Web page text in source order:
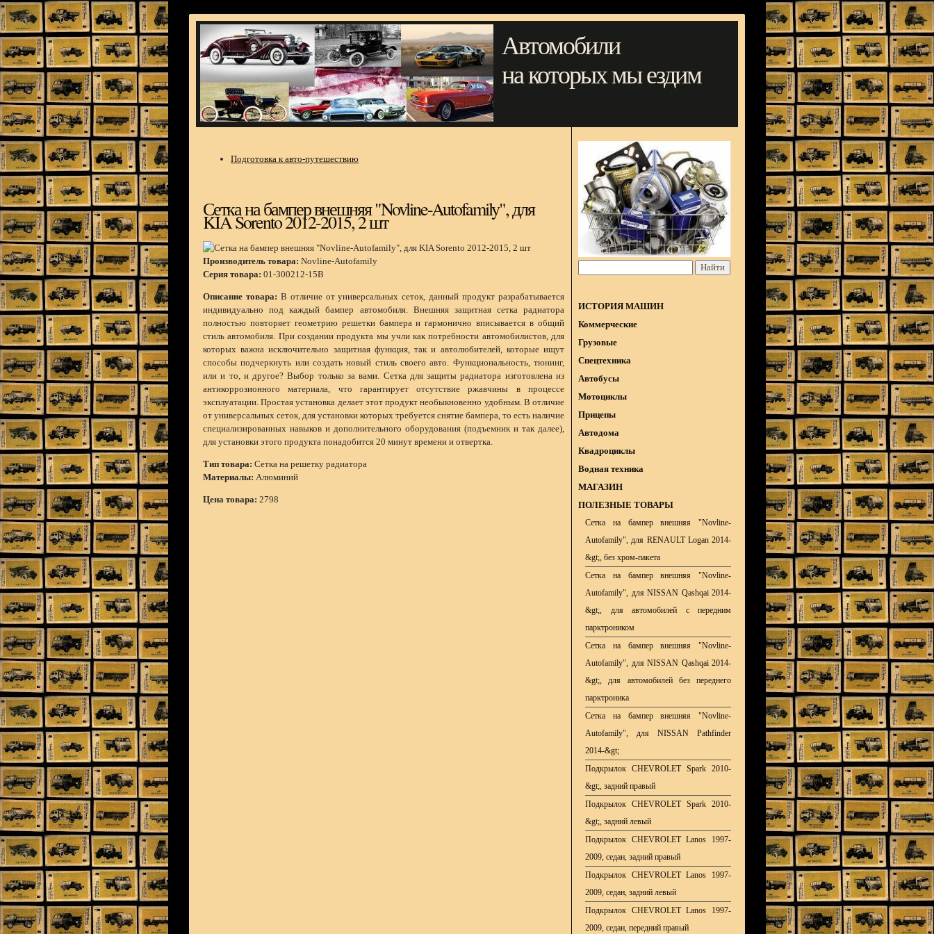
Автомобили
на которых мы ездим
Подготовка к авто-путешествию
Сетка на бампер внешняя "Novline-Autofamily", для
KIA Sorento 2012-2015, 2 шт
Производитель товара: Novline-Autofamily
Серия товара: 01-300212-15B
Описание товара: В отличие от универсальных сеток, данный продукт разрабатывается
индивидуально под каждый бампер автомобиля. Внешняя защитная сетка радиатора
полностью повторяет геометрию решетки бампера и гармонично вписывается в общий
стиль автомобиля. При создании продукта мы учли как потребности автомобилистов, для
которых важна исключительно защитная функция, так и автолюбителей, которые ищут
способы подчеркнуть или создать новый стиль своего авто. Функциональность, тюнинг,
или и то, и другое? Выбор только за вами. Сетка для защиты радиатора изготовлена из
антикоррозионного материала, что гарантирует отсутствие ржавчины в процессе
эксплуатации. Простая установка делает этот продукт необыкновенно удобным. В отличие
от универсальных сеток, для установки которых требуется снятие бампера, то есть наличие
специализированных навыков и дополнительного оборудования (подъемник и так далее),
для установки этого продукта понадобится 20 минут времени и отвертка.
Тип товара: Сетка на решетку радиатора
Материалы: Алюминий
Цена товара: 2798
ИСТОРИЯ МАШИН
Коммерческие
Грузовые
Спецтехника
Автобусы
Мотоциклы
Прицепы
Автодома
Квадроциклы
Водная техника
МАГАЗИН
ПОЛЕЗНЫЕ ТОВАРЫ
Сетка на бампер внешняя "Novline-
Autofamily", для RENAULT Logan 2014-
&gt;, без хром-пакета
Сетка на бампер внешняя "Novline-
Autofamily", для NISSAN Qashqai 2014-
&gt;, для автомобилей с передним
парктроником
Сетка на бампер внешняя "Novline-
Autofamily", для NISSAN Qashqai 2014-
&gt;, для автомобилей без переднего
парктроника
Сетка на бампер внешняя "Novline-
Autofamily", для NISSAN Pathfinder
2014-&gt;
Подкрылок CHEVROLET Spark 2010-
&gt;, задний правый
Подкрылок CHEVROLET Spark 2010-
&gt;, задний левый
Подкрылок CHEVROLET Lanos 1997-
2009, седан, задний правый
Подкрылок CHEVROLET Lanos 1997-
2009, седан, задний левый
Подкрылок CHEVROLET Lanos 1997-
2009, седан, передний правый